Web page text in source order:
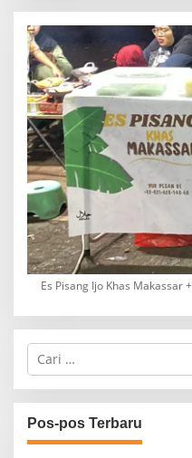
Es Pisang Ijo Khas Makassar
C
i
u
n
t
Pos-pos Terbaru